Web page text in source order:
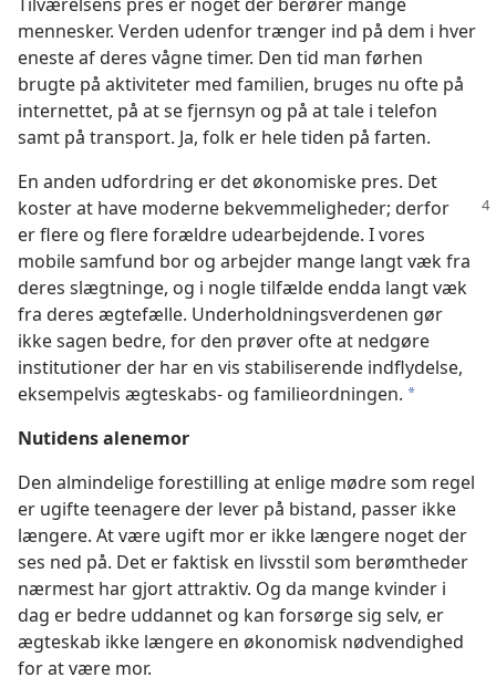
mennesker. Verden udenfor trænger ind på dem i hver
eneste af deres vågne timer. Den tid man førhen
brugte på aktiviteter med familien, bruges nu ofte på
internettet, på at se fjernsyn og på at tale i telefon
samt på transport. Ja, folk er hele tiden på farten.
En anden udfordring er det økonomiske pres. Det
koster at have moderne bekvemmeligheder; derfor
er flere og flere forældre udearbejdende. I vores
mobile samfund bor og arbejder mange langt væk fra
deres slægtninge, og i nogle tilfælde endda langt væk
fra deres ægtefælle. Underholdningsverdenen gør
ikke sagen bedre, for den prøver ofte at nedgøre
institutioner der har en vis stabiliserende indflydelse,
eksempelvis ægteskabs- og familieordningen. *
Nutidens alenemor
Den almindelige forestilling at enlige mødre som regel
er ugifte teenagere der lever på bistand, passer ikke
længere. At være ugift mor er ikke længere noget der
ses ned på. Det er faktisk en livsstil som berømtheder
nærmest har gjort attraktiv. Og da mange kvinder i
dag er bedre uddannet og kan forsørge sig selv, er
ægteskab ikke længere en økonomisk nødvendighed
for at være mor.